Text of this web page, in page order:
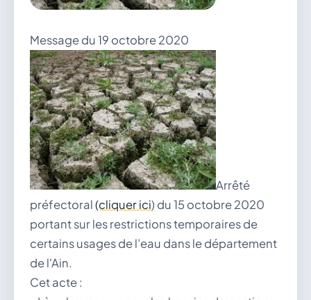
Découvrir la commune
SAMEDI 8 AOÛT 2026
Secrétariat ouvert
Lundi, mardi, jeudi, vendredi de 8h30 à 12h et
après-midi sur rendez-vous. Samedi sur rendez-
vous.
04 74 38 22 78
mairie@douvres.fr
140 Place de la Babillière, 01500 Douvres
Le guichet des associations
Message du 19 octobre 2020
Arrêté
préfectoral(cliquer ici) du 15 octobre 2020
portant sur les restrictions temporaires de
certains usages de l’eau dans le département
de l'Ain.
Cet acte :